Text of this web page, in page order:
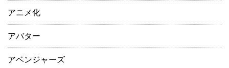
アニメ化
アバター
アベンジャーズ